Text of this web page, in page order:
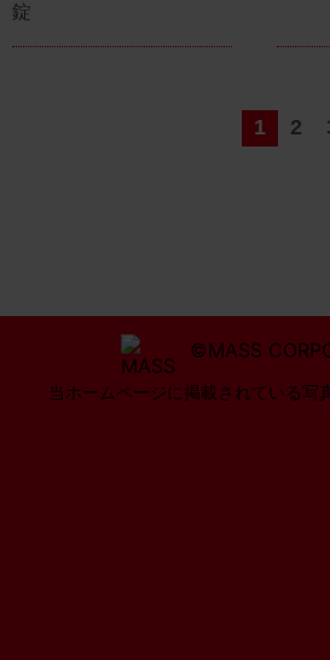
錠
1 2
©MASS
当ホームページに掲載されている写